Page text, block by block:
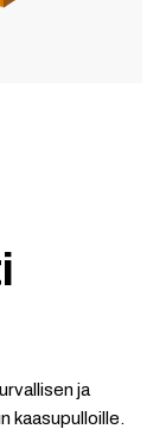
ja
kaasupulloille.